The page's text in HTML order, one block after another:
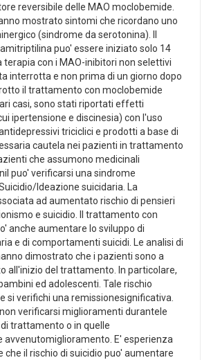
reversibile delle MAO moclobemide.
mostrato sintomi che ricordano uno
(sindrome da serotonina). Il
puo' essere iniziato solo 14
terapia con i MAO-inibitori non selettivi
interrotta e non prima di un giorno dopo
il trattamento con moclobemide
casi, sono stati riportati effetti
ipertensione e discinesia) con l'uso
triciclici e prodotti a base di
cautela nei pazienti in trattamento
che assumono medicinali
puo' verificarsi una sindrome
Ideazione suicidaria. La
ad aumentato rischio di pensieri
e suicidio. Il trattamento con
anche aumentare lo sviluppo di
e di comportamenti suicidi. Le analisi di
dimostrato che i pazienti sono a
all'inizio del trattamento. In particolare,
ed adolescenti. Tale rischio
si verifichi una remissionesignificativa.
verificarsi miglioramenti durantele
trattamento o in quelle
E' esperienza
che il rischio di suicidio puo' aumentare